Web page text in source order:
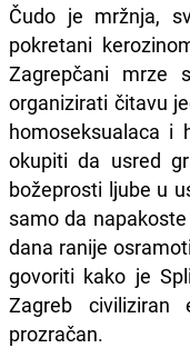
Čudo je mržnja,
pokretani
Zagrepčani mrze
organizirati čitavu
homoseksualaca i
okupiti da usred
božeprosti ljube u
samo da
dana ranije
govoriti kako je
Zagreb civiliziran
prozračan.